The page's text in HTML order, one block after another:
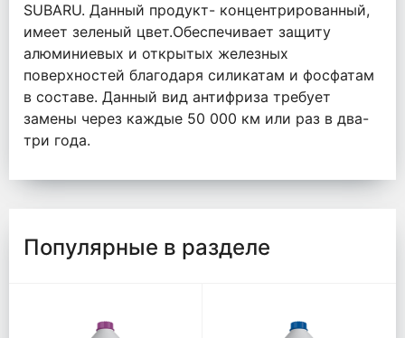
SUBARU. Данный продукт- концентрированный,
имеет зеленый цвет.Обеспечивает защиту
алюминиевых и открытых железных
поверхностей благодаря силикатам и фосфатам
в составе. Данный вид антифриза требует
замены через каждые 50 000 км или раз в два-
три года.
Популярные в разделе